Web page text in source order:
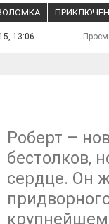
13:06
Роберт –
бестолков,
сердце. Он